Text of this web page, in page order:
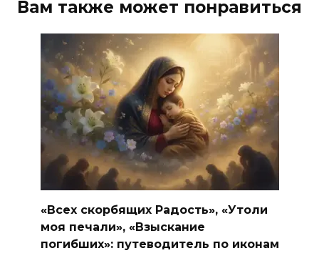
Вам также может понравиться
«Всех скорбящих Радость», «Утоли
моя печали», «Взыскание
погибших»: путеводитель по иконам